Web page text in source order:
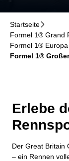
Startseite􀆊
Formel 1® Grand
Formel 1®
Formel 1®
Erlebe
Der Great Britain
– ein Rennen